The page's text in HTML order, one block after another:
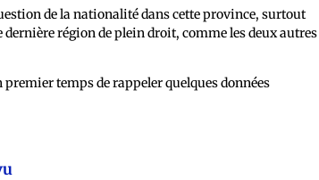
de la nationalité dans cette province, surtout
région de plein droit, comme les deux autres
temps de rappeler quelques données